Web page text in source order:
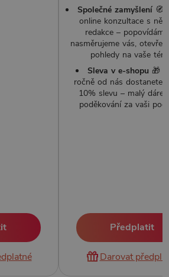
Společné zamyšlení 🧭
online konzultace s
redakce –⁠
nasměrujeme vás,
pohledy na vaše
Sleva v e-shopu 🎁
ročně od nás dostanete
10% slevu –⁠ malý
poděkování za vaši
Předplatit
Darovat